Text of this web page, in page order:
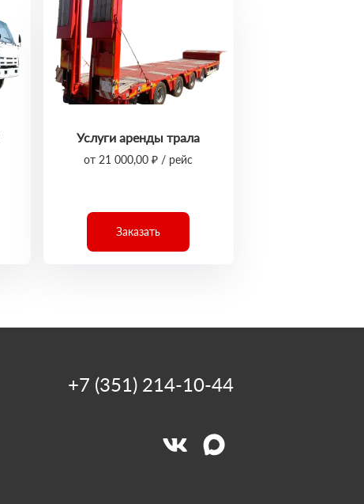
Услуги аренды трала
от 21 000,00 ₽ / рейс
Заказать
+7 (351) 214-10-44